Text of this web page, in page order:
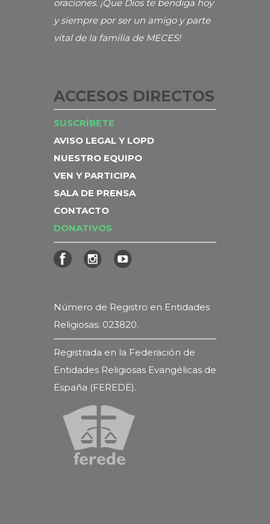
oraciones. ¡Que Dios te bendiga hoy
y siempre por ser un amigo y parte
vital de la familia de MECES!
ACCESOS DIRECTOS
SUSCRÍBETE
AVISO LEGAL Y LOPD
NUESTRO EQUIPO
VEN Y PARTICIPA
SALA DE PRENSA
CONTACTO
DONATIVOS
Número de Registro en Entidades
Religiosas: 023820.
Registrada en la Federación de
Entidades Religiosas Evangélicas de
España (FEREDE).